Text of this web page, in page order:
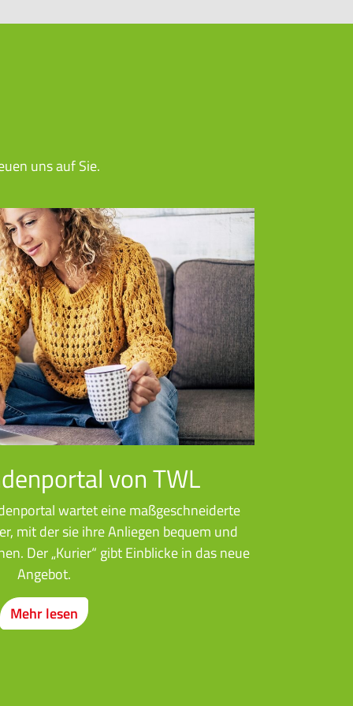
uns auf Sie.
von TWL
wartet eine maßgeschneiderte
mit der sie ihre Anliegen bequem und
Der „Kurier“ gibt Einblicke in das neue
Angebot.
Mehr lesen